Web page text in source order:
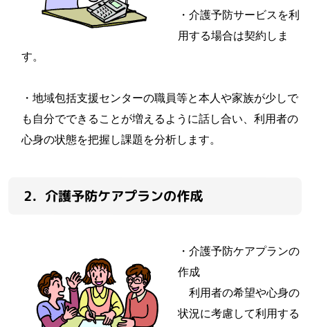
・介護予防サービスを利
用する場合は契約しま
す。
・地域包括支援センターの職員等と本人や家族が少しで
も自分でできることが増えるように話し合い、利用者の
心身の状態を把握し課題を分析します。
2．介護予防ケアプランの作成
・介護予防ケアプランの
作成
利用者の希望や心身の
状況に考慮して利用する